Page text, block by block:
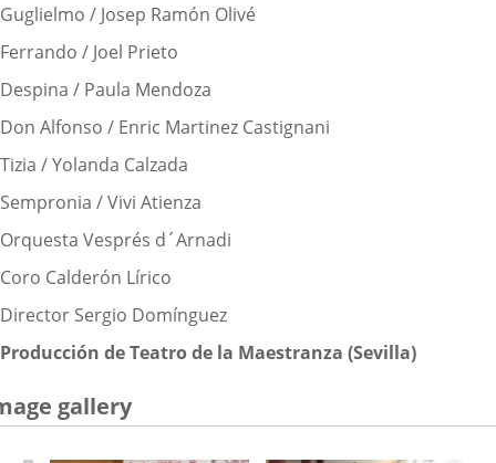
Guglielmo / Josep Ramón Olivé
Ferrando / Joel Prieto
Despina / Paula Mendoza
Don Alfonso / Enric Martinez Castignani
Tizia / Yolanda Calzada
Sempronia / Vivi Atienza
Orquesta Vesprés d´Arnadi
Coro Calderón Lírico
Director Sergio Domínguez
Producción de Teatro de la Maestranza (Sevilla)
gallery